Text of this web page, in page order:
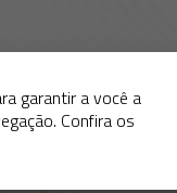
garantir a você a
Confira os